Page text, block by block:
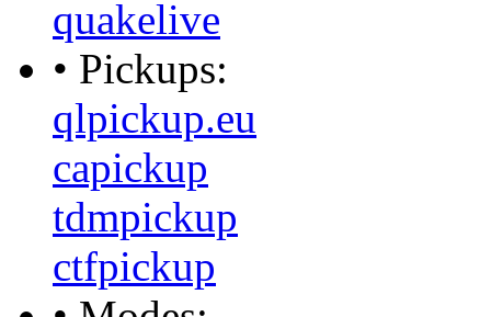
quakelive
• Pickups:
qlpickup.eu
capickup
tdmpickup
ctfpickup